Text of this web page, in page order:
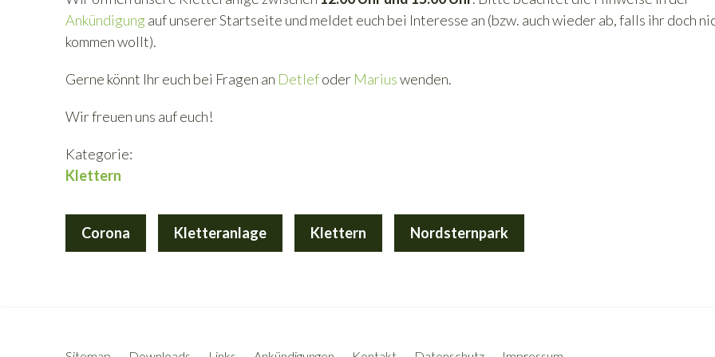
Ankündigung auf unserer Startseite und meldet euch bei Interesse an (bzw. auch wieder ab, falls ihr doch
kommen wollt).
Gerne könnt Ihr euch bei Fragen an Detlefoder Mariuswenden.
Wir freuen uns auf euch!
Kategorie:
Klettern
Corona Kletteranlage Klettern Nordsternpark